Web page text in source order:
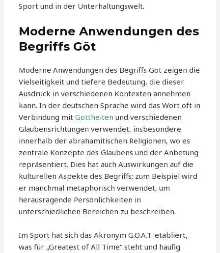
Sport und in der Unterhaltungswelt.
Moderne Anwendungen des
Begriffs Göt
Moderne Anwendungen des Begriffs Göt zeigen die
Vielseitigkeit und tiefere Bedeutung, die dieser
Ausdruck in verschiedenen Kontexten annehmen
kann. In der deutschen Sprache wird das Wort oft in
Verbindung mitGottheiten und verschiedenen
Glaubensrichtungen verwendet, insbesondere
innerhalb der abrahamitischen Religionen, wo es
zentrale Konzepte des Glaubens und der Anbetung
repräsentiert. Dies hat auch Auswirkungen auf die
kulturellen Aspekte des Begriffs; zum Beispiel wird
er manchmal metaphorisch verwendet, um
herausragende Persönlichkeiten in
unterschiedlichen Bereichen zu beschreiben.
Im Sport hat sich das Akronym G.O.A.T. etabliert,
was für „Greatest of All Time“ steht und häufig